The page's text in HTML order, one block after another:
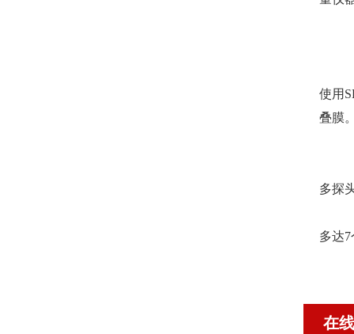
使用
叠膜
多探
多达
在